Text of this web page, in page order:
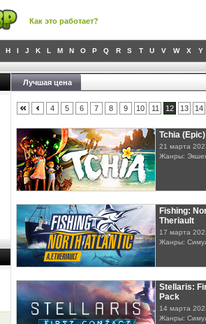
Как это работает?
H I J K L M N O P Q R S T U V W X Y
Лучшая цена
4 5 6 7 8 9 10 11 12 13 14
Tchia (Epic)
21 марта
Жанры:
Fishing:
Theriault
17 марта
Жанры:
Stellaris:
Pack
14 марта
Жанры: